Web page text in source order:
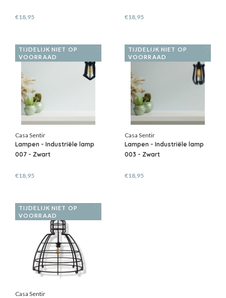
€18,95 €18,95
TIJDELIJK NIET OP
VOORRAAD
Casa Sentir
Lampen - Industriële lamp
007 - Zwart
€18,95
TIJDELIJK NIET OP
VOORRAAD
Casa Sentir
Lampen - Industriële lamp
003 - Zwart
€18,95
TIJDELIJK NIET OP
VOORRAAD
Casa Sentir